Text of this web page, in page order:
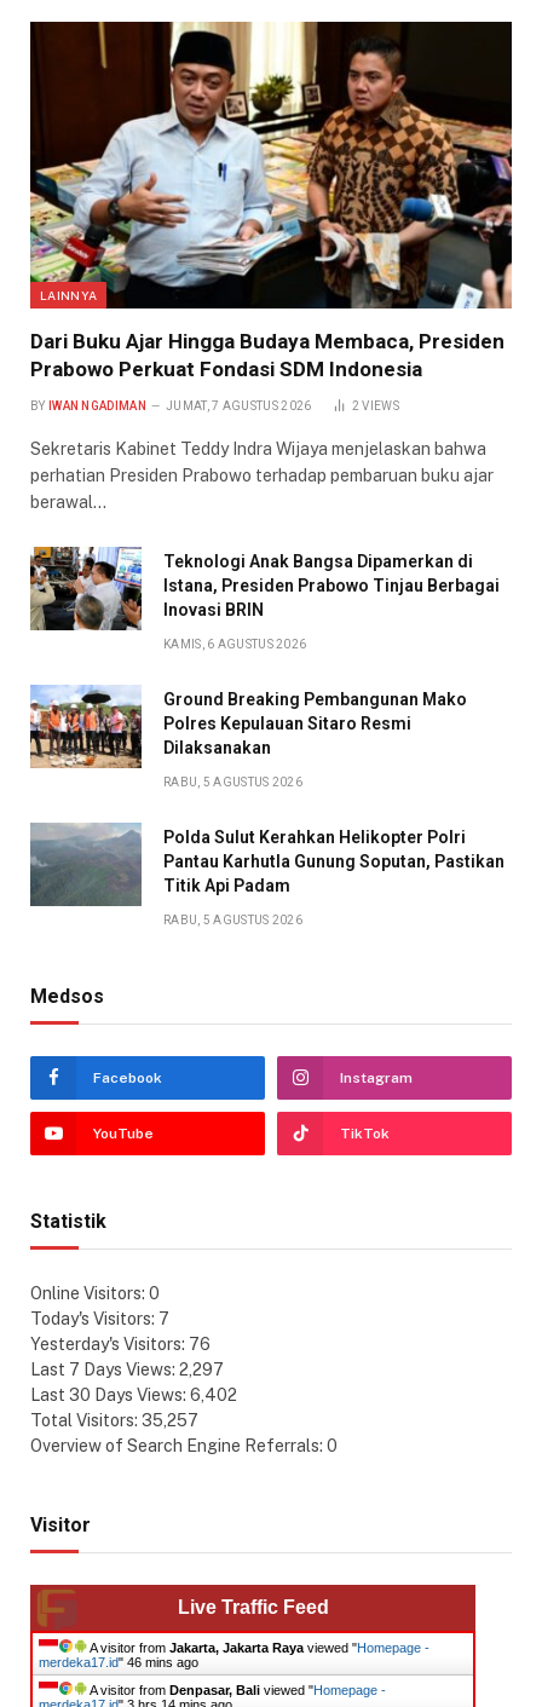
LAINNYA
Dari Buku Ajar Hingga Budaya Membaca, Presiden
Prabowo Perkuat Fondasi SDM Indonesia
BY IWAN NGADIMAN JUMAT, 7 AGUSTUS 2026 2VIEWS
Sekretaris Kabinet Teddy Indra Wijaya menjelaskan bahwa
perhatian Presiden Prabowo terhadap pembaruan buku ajar
berawal…
Teknologi Anak Bangsa Dipamerkan di
Istana, Presiden Prabowo Tinjau Berbagai
Inovasi BRIN
KAMIS, 6 AGUSTUS 2026
Ground Breaking Pembangunan Mako
Polres Kepulauan Sitaro Resmi
Dilaksanakan
RABU, 5 AGUSTUS 2026
Polda Sulut Kerahkan Helikopter Polri
Pantau Karhutla Gunung Soputan, Pastikan
Titik Api Padam
RABU, 5 AGUSTUS 2026
Medsos
Facebook Instagram
YouTube TikTok
Statistik
Online Visitors: 0
Today's Visitors: 7
Yesterday's Visitors: 76
Last 7 Days Views: 2,297
Last 30 Days Views: 6,402
Total Visitors: 35,257
Overview of Search Engine Referrals: 0
Visitor
Live Traffic Feed
A visitor from Jakarta, Jakarta Raya viewed "Homepage -
merdeka17.id" 46 mins ago
A visitor from Denpasar, Bali viewed "Homepage -
merdeka17.id" 3 hrs 14 mins ago